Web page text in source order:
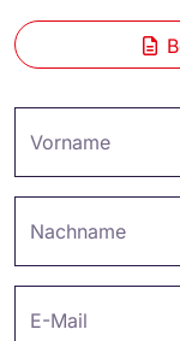
Vorname
Nachname
E-Mail